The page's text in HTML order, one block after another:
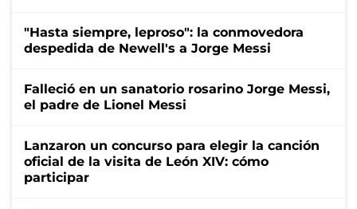
"Hasta siempre, leproso": la conmovedora
despedida de Newell's a Jorge Messi
Falleció en un sanatorio rosarino Jorge Messi,
el padre de Lionel Messi
Lanzaron un concurso para elegir la canción
oficial de la visita de León XIV: cómo
participar